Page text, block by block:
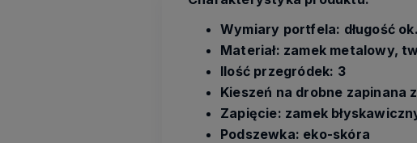
Wymiary portfela: długość
Materiał: zamek metalowy,
Ilość przegródek: 3
Kieszeń na drobne zapinana
Zapięcie: zamek
Podszewka: eko-skóra